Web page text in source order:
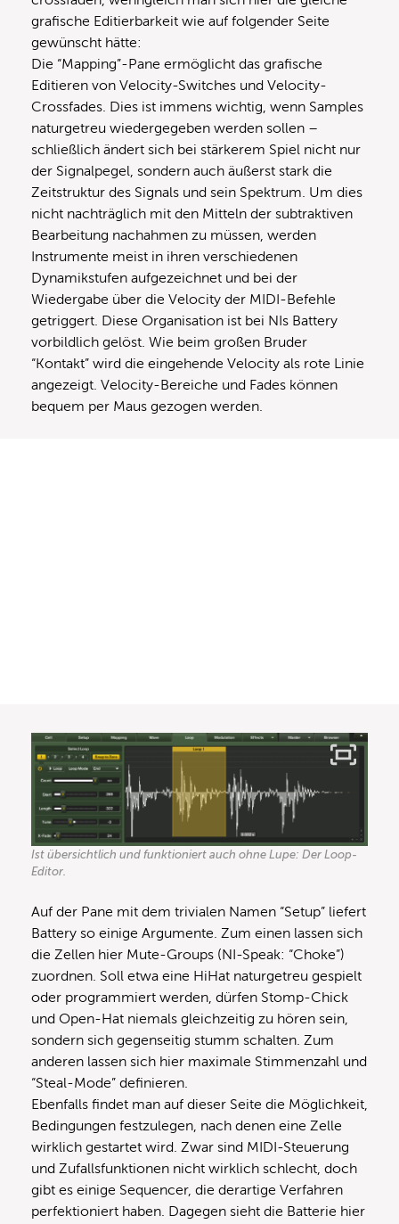
grafische Editierbarkeit wie auf folgender Seite
gewünscht hätte:
Die “Mapping”-Pane ermöglicht das grafische
Editieren von Velocity-Switches und Velocity-
Crossfades. Dies ist immens wichtig, wenn Samples
naturgetreu wiedergegeben werden sollen –
schließlich ändert sich bei stärkerem Spiel nicht nur
der Signalpegel, sondern auch äußerst stark die
Zeitstruktur des Signals und sein Spektrum. Um dies
nicht nachträglich mit den Mitteln der subtraktiven
Bearbeitung nachahmen zu müssen, werden
Instrumente meist in ihren verschiedenen
Dynamikstufen aufgezeichnet und bei der
Wiedergabe über die Velocity der MIDI-Befehle
getriggert. Diese Organisation ist bei NIs Battery
vorbildlich gelöst. Wie beim großen Bruder
“Kontakt” wird die eingehende Velocity als rote Linie
angezeigt. Velocity-Bereiche und Fades können
bequem per Maus gezogen werden.
Ist übersichtlich und funktioniert auch ohne Lupe: Der Loop-
Editor.
Auf der Pane mit dem trivialen Namen “Setup” liefert
Battery so einige Argumente. Zum einen lassen sich
die Zellen hier Mute-Groups (NI-Speak: “Choke”)
zuordnen. Soll etwa eine HiHat naturgetreu gespielt
oder programmiert werden, dürfen Stomp-Chick
und Open-Hat niemals gleichzeitig zu hören sein,
sondern sich gegenseitig stumm schalten. Zum
anderen lassen sich hier maximale Stimmenzahl und
“Steal-Mode” definieren.
Ebenfalls findet man auf dieser Seite die Möglichkeit,
Bedingungen festzulegen, nach denen eine Zelle
wirklich gestartet wird. Zwar sind MIDI-Steuerung
und Zufallsfunktionen nicht wirklich schlecht, doch
gibt es einige Sequencer, die derartige Verfahren
perfektioniert haben. Dagegen sieht die Batterie hier